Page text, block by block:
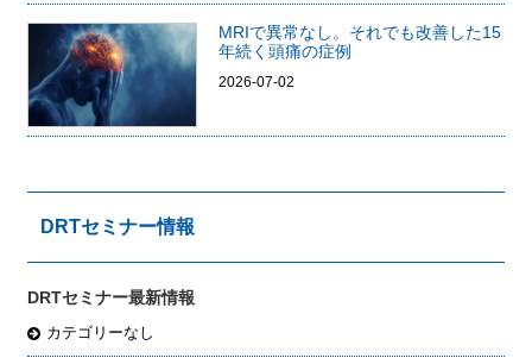
MRIで異常なし。それでも改善した15
年続く頭痛の症例
2026-07-02
DRTセミナー情報
DRTセミナー最新情報
カテゴリーなし